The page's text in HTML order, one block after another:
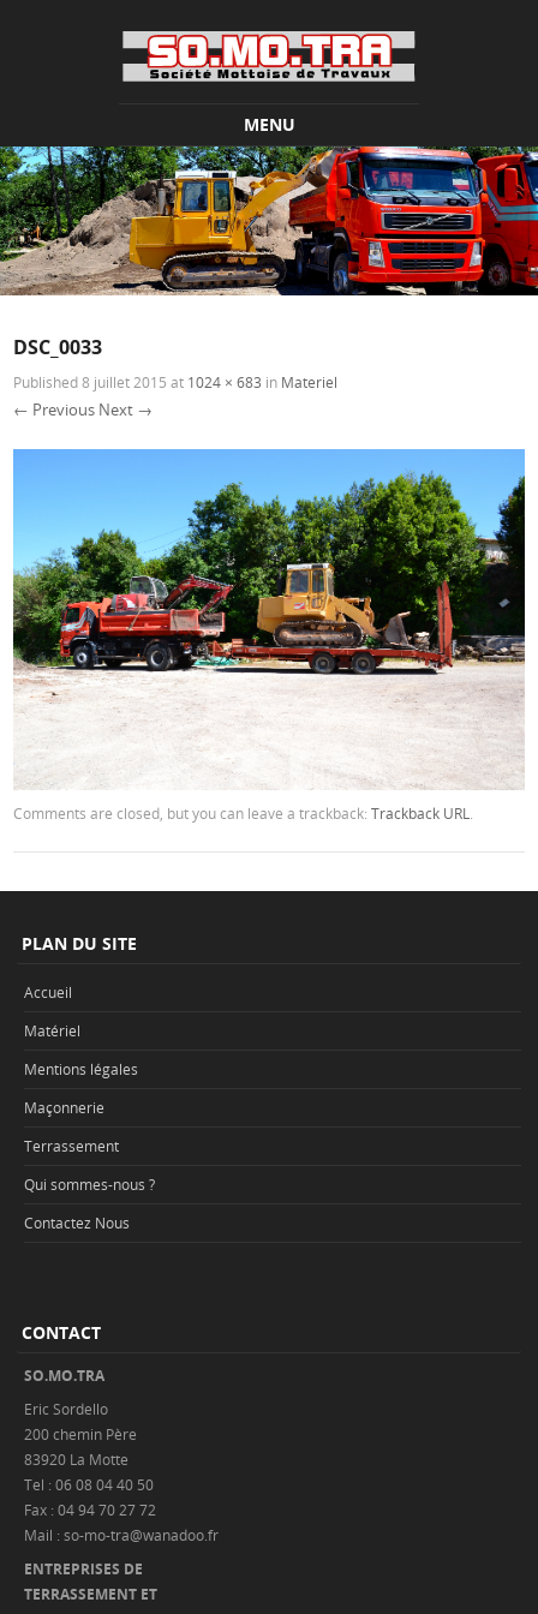
MENU
Skip to content
DSC_0033
Published8 juillet 2015 at 1024 × 683 in Materiel
← Previous Next →
Comments are closed, but you can leave a trackback:Trackback URL
PLAN DU SITE
Accueil
Matériel
Mentions légales
Maçonnerie
Terrassement
Qui sommes-nous ?
Contactez Nous
CONTACT
SO.MO.TRA
Eric Sordello
200 chemin Père
83920 La Motte
Tel : 06 08 04 40 50
Fax : 04 94 70 27 72
Mail : so-mo-tra@wanadoo.fr
ENTREPRISES DE
TERRASSEMENT ET